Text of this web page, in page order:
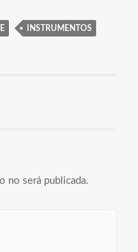
INSTRUMENTOS
no será publicada.